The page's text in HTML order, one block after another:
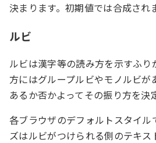
決まります。初期値では合成され
ルビ
ルビは漢字等の読み方を示すふり
方にはグループルビやモノルビが
あるか否かよってその振り方を決
各ブラウザのデフォルトスタイル
ズはルビがつけられる側のテキ